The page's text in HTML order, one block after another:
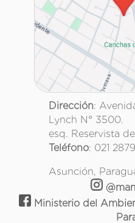
Dirección:
Lynch N° 3500.
esq. Reservista
Teléfono: 021
Asunción,
Ministerio del